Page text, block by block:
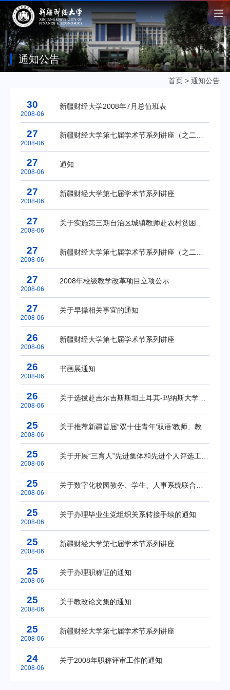
通知公告
首页 > 通知公告
30
2008-06
新疆财经大学2008年7月总值班表
27
2008-06
新疆财经大学第七届学术节系列讲座（之二十八）
27
2008-06
通知
27
2008-06
新疆财经大学第七届学术节系列讲座
27
2008-06
27
2008-06
27
2008-06
2008年校级教学改革项目立项公示
27
2008-06
关于早操相关事宜的通知
26
2008-06
新疆财经大学第七届学术节系列讲座
26
2008-06
书画展通知
26
2008-06
25
2008-06
关于推荐新疆首届“双十佳青年‘双语’教师、教育工作者”评选活动候选人的公示
25
2008-06
25
2008-06
25
2008-06
关于办理毕业生党组织关系转接手续的通知
25
2008-06
新疆财经大学第七届学术节系列讲座
25
2008-06
关于办理职称证的通知
25
2008-06
关于教改论文集的通知
25
2008-06
新疆财经大学第七届学术节系列讲座
24
2008-06
关于2008年职称评审工作的通知